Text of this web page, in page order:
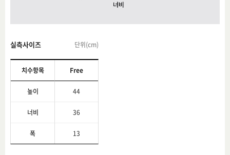
실측사이즈 단위(cm)
치수항목 Free
높이 44
너비 36
폭 13